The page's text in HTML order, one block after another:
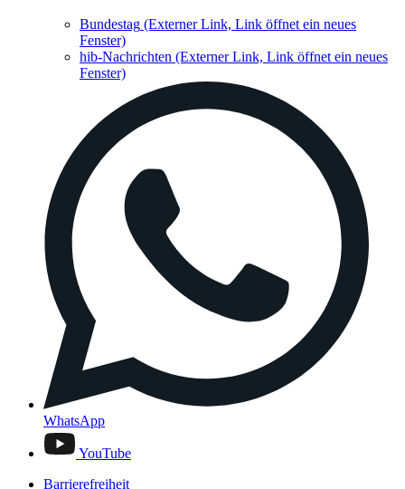
Bundestag (Externer Link, Link öffnet ein neues
Fenster)
hib-Nachrichten (Externer Link, Link öffnet ein neues
Fenster)
WhatsApp
YouTube
Barrierefreiheit